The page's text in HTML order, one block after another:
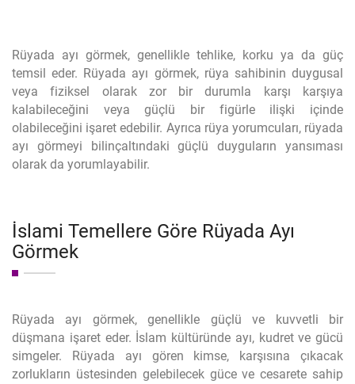
Rüyada ayı görmek, genellikle tehlike, korku ya da güç
temsil eder. Rüyada ayı görmek, rüya sahibinin duygusal
veya fiziksel olarak zor bir durumla karşı karşıya
kalabileceğini veya güçlü bir figürle ilişki içinde
olabileceğini işaret edebilir. Ayrıca rüya yorumcuları, rüyada
ayı görmeyi bilinçaltındaki güçlü duyguların yansıması
olarak da yorumlayabilir.
İslami Temellere Göre Rüyada Ayı
Görmek
Rüyada ayı görmek, genellikle güçlü ve kuvvetli bir
düşmana işaret eder. İslam kültüründe ayı, kudret ve gücü
simgeler. Rüyada ayı gören kimse, karşısına çıkacak
zorlukların üstesinden gelebilecek güce ve cesarete sahip